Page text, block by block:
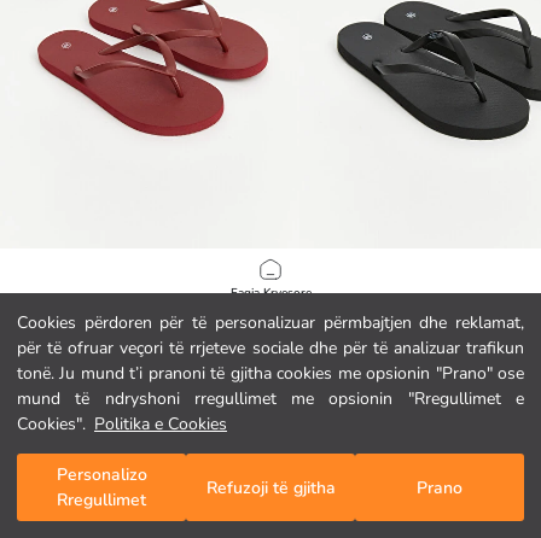
Cookies përdoren për të personalizuar përmbajtjen dhe reklamat,
për të ofruar veçori të rrjeteve sociale dhe për të analizuar trafikun
tonë. Ju mund t’i pranoni të gjitha cookies me opsionin "Prano" ose
mund të ndryshoni rregullimet me opsionin "Rregullimet e
Cookies". Politika e Cookies
Personalizo
Rregullimet
Refuzoji të gjitha Prano
Faqja Kryesore
Kategoritë
Shporta Ime
Shapka me rrip gishti për gra
5.95 EUR
Shapka me rrip gishti për gra
5.95 EUR